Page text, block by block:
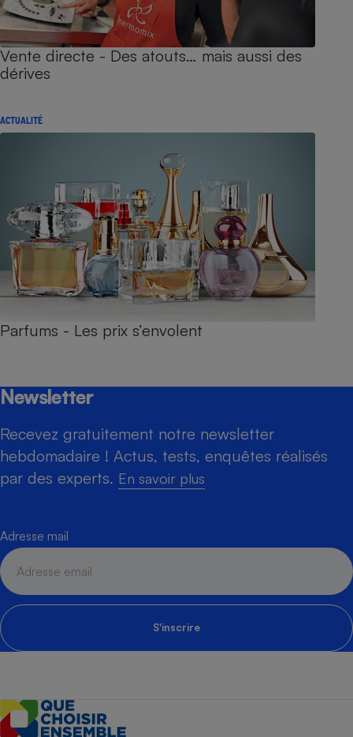
Vente directe - Des atouts… mais aussi des
dérives
ACTUALITÉ
Parfums - Les prix s’envolent
Newsletter
Recevez gratuitement notre newsletter
hebdomadaire ! Actus, tests, enquêtes réalisés
par des experts. En savoir plus
Adresse mail
S'inscrire